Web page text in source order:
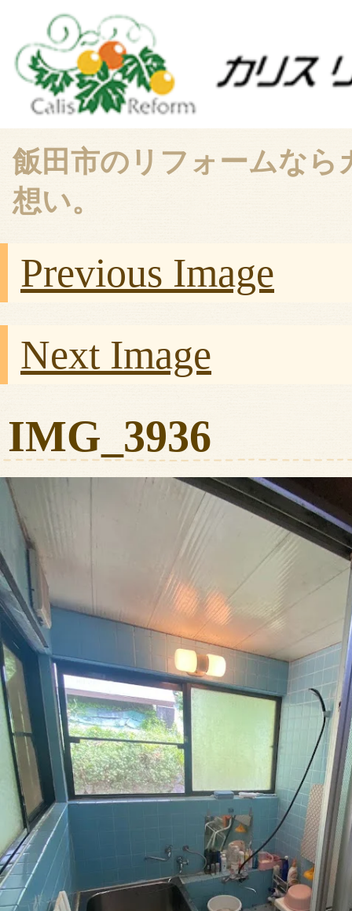
飯田市のリフォームな
想い。
Previous Image
Next Image
IMG_3936